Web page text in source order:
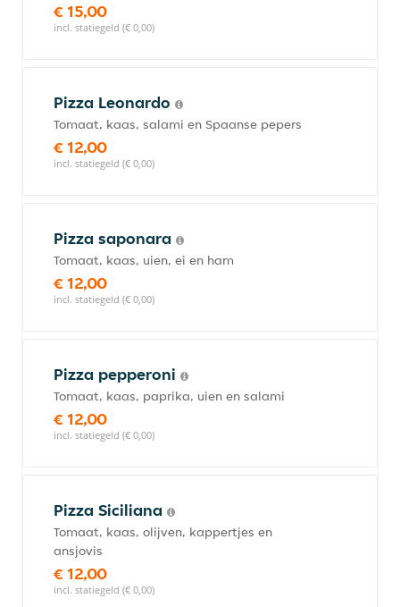
€ 15,00
incl. statiegeld (€ 0,00)
Pizza Leonardo
Tomaat, kaas, salami en Spaanse pepers
€ 12,00
incl. statiegeld (€ 0,00)
Pizza saponara
Tomaat, kaas, uien, ei en ham
€ 12,00
incl. statiegeld (€ 0,00)
Pizza pepperoni
Tomaat, kaas, paprika, uien en salami
€ 12,00
incl. statiegeld (€ 0,00)
Pizza Siciliana
Tomaat, kaas, olijven, kappertjes en
ansjovis
€ 12,00
incl. statiegeld (€ 0,00)